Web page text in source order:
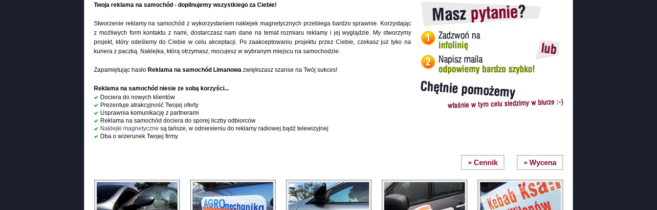
Twoja reklama na samochód - dopilnujemy wszystkiego za Ciebie!
Stworzenie reklamy na samochód z wykorzystaniem naklejek magnetycznych przebiega bardzo sprawnie. Korzystając
z możliwych form kontaktu z nami, dostarczasz nam dane na temat rozmiaru reklamy i jej wyglądzie. My stworzymy
projekt, który odeślemy do Ciebie w celu akceptacji. Po zaakceptowaniu projektu przez Ciebie, czekasz już tyko na
kuriera z paczką. Naklejka, którą otrzymasz, mocujesz w wybranym miejscu na samochodzie.
Zapamiętując hasło Reklama na samochód Limanowa zwiększasz szanse na Twój sukces!
Reklama na samochód niesie ze sobą korzyści...
Dociera do nowych klientów
Prezentuje atrakcyjność Twojej oferty
Usprawnia komunikację z partnerami
Reklama na samochód dociera do sporej liczby odbiorców
Naklejki magnetyczne są tańsze, w odniesieniu do reklamy radiowej bądź telewizyjnej
Dba o wizerunek Twojej firmy
» Wycena
» Cennik